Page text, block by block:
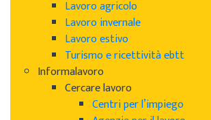
Lavoro agricolo
Lavoro invernale
Lavoro estivo
Turismo e ricettività ebtt
Informalavoro
Cercare lavoro
Centri per l’impiego